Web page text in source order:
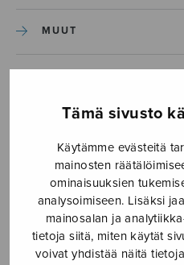
Tämä sivusto
Käytämme evästeitä
mainosten
ominaisuuksien
analysoimiseen. Lisäksi
mainosalan ja
tietoja siitä, miten käytät
voivat yhdistää näitä
MUUT
SEKAKUORO
SOITINKOULUT JA
SOITINMUSIIKKI
YKSINLAULU